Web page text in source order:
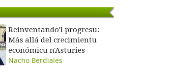
Reinventando'l progresu:
Más allá del crecimientu
económicu n'Asturies
Nacho Berdiales